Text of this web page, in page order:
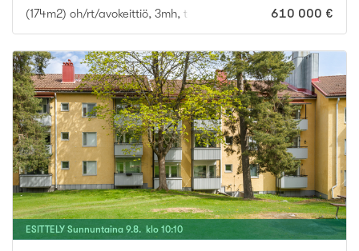
(174m2) oh/rt/avokeittiö, 3mh, takkah, askartelutila,610 000 €
ESITTELY Sunnuntaina 9.8. klo 10:10